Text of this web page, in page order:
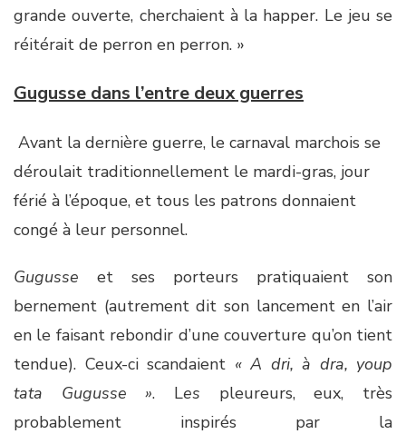
grande ouverte, cherchaient à la happer. Le jeu se
réitérait de perron en perron. »
Gugusse dans l’entre deux guerres
Avant la dernière guerre, le carnaval marchois se
déroulait traditionnellement le mardi-gras, jour
férié à l’époque, et tous les patrons donnaient
congé à leur personnel.
Gugusse et ses porteurs pratiquaient son
bernement (autrement dit son lancement en l’air
en le faisant rebondir d’une couverture qu’on tient
tendue). Ceux-ci scandaient « A dri, à dra, youp
tata Gugusse ». Les pleureurs, eux, très
probablement inspirés par la